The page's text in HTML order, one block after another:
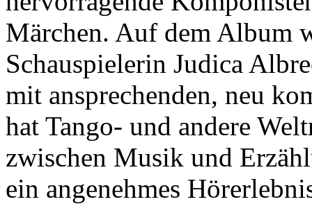
Märchen. Auf dem Album
Schauspielerin Judica
mit ansprechenden, neu
hat Tango- und andere
zwischen Musik und
ein angenehmes